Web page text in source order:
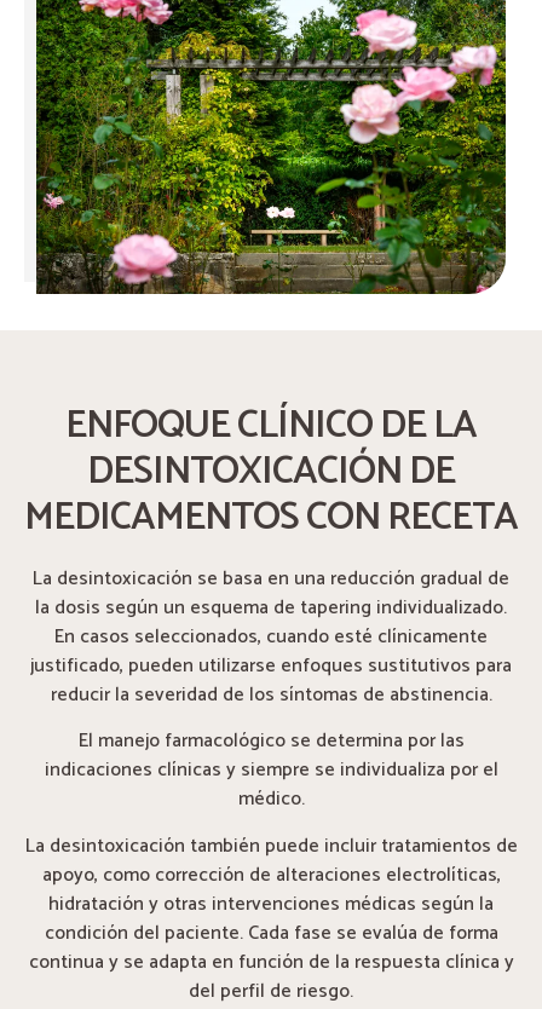
ENFOQUE CLÍNICO DE LA
DESINTOXICACIÓN DE
MEDICAMENTOS CON RECETA
La desintoxicación se basa en una reducción gradual de
la dosis según un esquema de tapering individualizado.
En casos seleccionados, cuando esté clínicamente
justificado, pueden utilizarse enfoques sustitutivos para
reducir la severidad de los síntomas de abstinencia.
El manejo farmacológico se determina por las
indicaciones clínicas y siempre se individualiza por el
médico.
La desintoxicación también puede incluir tratamientos de
apoyo, como corrección de alteraciones electrolíticas,
hidratación y otras intervenciones médicas según la
condición del paciente. Cada fase se evalúa de forma
continua y se adapta en función de la respuesta clínica y
del perfil de riesgo.